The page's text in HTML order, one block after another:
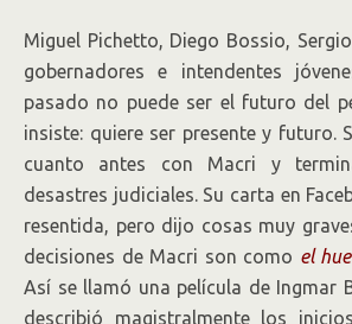
Miguel Pichetto, Diego Bossio,
gobernadores e intendentes
pasado no puede ser el futuro del
insiste: quiere ser presente y futuro.
cuanto antes con Macri y
desastres judiciales. Su carta en
resentida, pero dijo cosas muy
decisiones de Macri son como el
Así se llamó una película de Ingmar
describió magistralmente los